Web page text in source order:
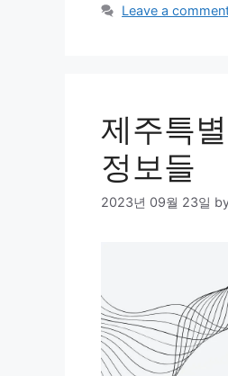
Leave a
제주특
정보들
2023년 09월 23일